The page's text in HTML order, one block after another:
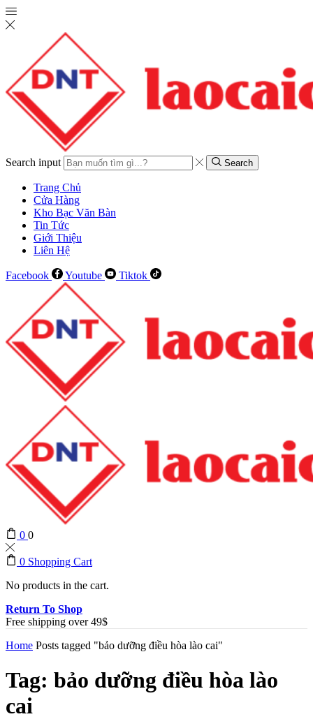
Search input Search
Trang Chủ
Cửa Hàng
Kho Bạc Văn Bàn
Tin Tức
Giới Thiệu
Liên Hệ
Facebook Youtube Tiktok
0 0
0 Shopping Cart
No products in the cart.
Return To Shop
Free shipping over 49$
Home Posts tagged "bảo dưỡng điều hòa lào cai"
Tag: bảo dưỡng điều hòa lào
cai